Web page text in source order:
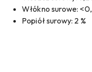
Włókno surowe:
Popiół surowy: 2 %